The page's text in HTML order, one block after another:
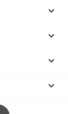


keyboard_arrow_down
